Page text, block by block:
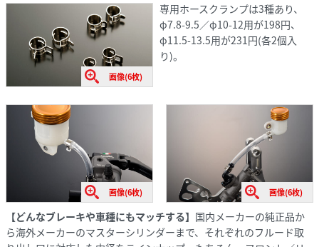
画像(6枚)
専用ホースクランプは3種あり、
φ7.8-9.5／φ10-12用が198円、
φ11.5-13.5用が231円(各2個入
り)。
画像(6枚) 画像(6枚)
【どんなブレーキや車種にもマッチする】 国内メーカーの純正品か
ら海外メーカーのマスターシリンダーまで、それぞれのフルード取